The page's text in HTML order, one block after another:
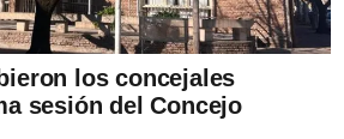
los concejales
sesión del Concejo